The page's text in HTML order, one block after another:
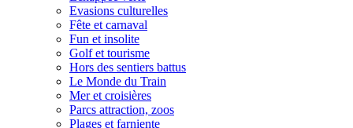
Evasions culturelles
Fête et carnaval
Fun et insolite
Golf et tourisme
Hors des sentiers battus
Le Monde du Train
Mer et croisières
Parcs attraction, zoos
Plages et farniente